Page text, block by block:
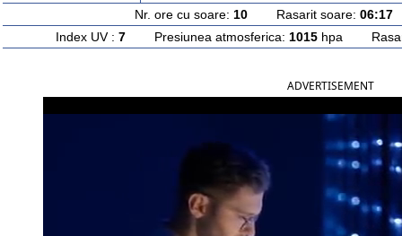
Nr. ore cu soare: 10Rasarit soare: 06:17
Index UV : 7Presiunea atmosferica: 1015hpa
ADVERTISEMENT